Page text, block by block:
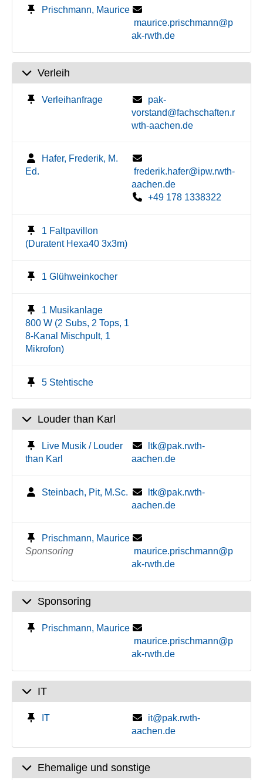
Prischmann, Maurice
maurice.prischmann@p
ak-rwth.de
Verleih
Verleihanfrage
pak-
vorstand@fachschaften.r
wth-aachen.de
Hafer, Frederik, M.
Ed.
frederik.hafer@ipw.rwth-
aachen.de
+49 178 1338322
1 Faltpavillon
(Duratent Hexa40 3x3m)
1 Glühweinkocher
1 Musikanlage
800 W (2 Subs, 2 Tops, 1
8-Kanal Mischpult, 1
Mikrofon)
5 Stehtische
Louder than Karl
Live Musik / Louder
than Karl
ltk@pak.rwth-
aachen.de
Steinbach, Pit, M.Sc.
ltk@pak.rwth-
aachen.de
Prischmann, Maurice
Sponsoring
maurice.prischmann@p
ak-rwth.de
Sponsoring
Prischmann, Maurice
maurice.prischmann@p
ak-rwth.de
IT
IT
it@pak.rwth-
aachen.de
Ehemalige und sonstige